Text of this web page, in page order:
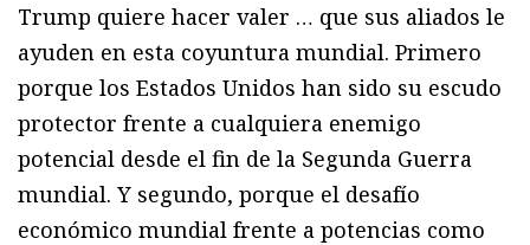
Trump quiere hacer valer … que sus aliados le
ayuden en esta coyuntura mundial. Primero
porque los Estados Unidos han sido su escudo
protector frente a cualquiera enemigo
potencial desde el fin de la Segunda Guerra
mundial. Y segundo, porque el desafío
económico mundial frente a potencias como